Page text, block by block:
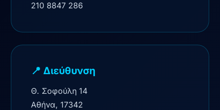
210 8847 286
📍 Διεύθυνση
Θ. Σοφούλη 14
Αθήνα, 17342